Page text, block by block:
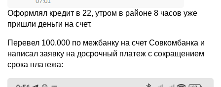
Оформлял кредит в 22, утром в районе 8 часов уже
пришли деньги на счет.
Перевел 100.000 по межбанку на счет Совкомбанка и
написал заявку на досрочный платеж с сокращением
срока платежа: